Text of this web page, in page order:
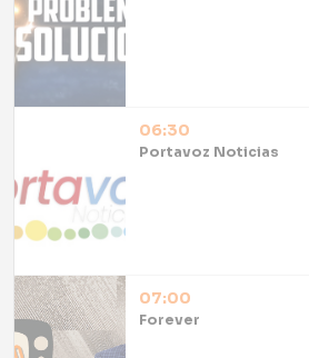
06:30
Portavoz Noticias
07:00
Forever